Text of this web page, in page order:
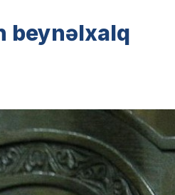
beynəlxalq